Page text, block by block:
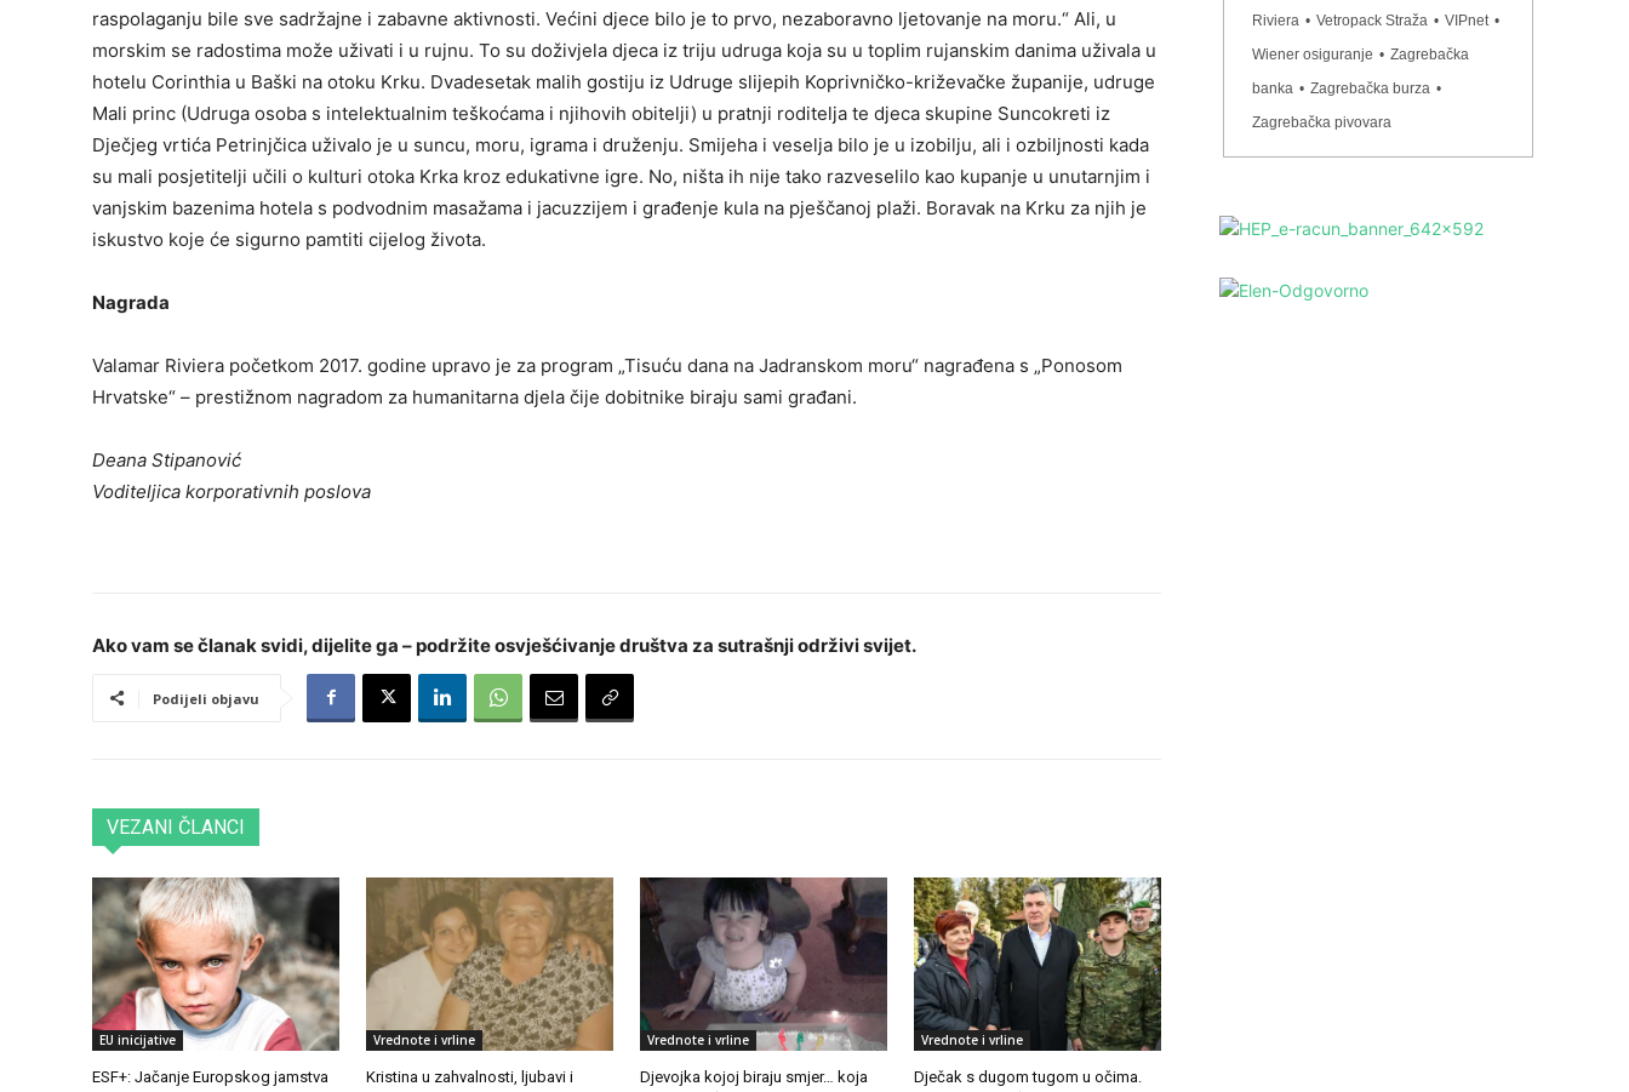
raspolaganju bile sve sadržajne i zabavne aktivnosti. Većini djece bilo je to prvo, nezaboravno ljetovanje na moru.“ Ali, u
morskim se radostima može uživati i u rujnu. To su doživjela djeca iz triju udruga koja su u toplim rujanskim danima uživala u
hotelu Corinthia u Baški na otoku Krku. Dvadesetak malih gostiju iz Udruge slijepih Koprivničko-križevačke županije, udruge
Mali princ (Udruga osoba s intelektualnim teškoćama i njihovih obitelji) u pratnji roditelja te djeca skupine Suncokreti iz
Dječjeg vrtića Petrinjčica uživalo je u suncu, moru, igrama i druženju. Smijeha i veselja bilo je u izobilju, ali i ozbiljnosti kada
su mali posjetitelji učili o kulturi otoka Krka kroz edukativne igre. No, ništa ih nije tako razveselilo kao kupanje u unutarnjim i
vanjskim bazenima hotela s podvodnim masažama i jacuzzijem i građenje kula na pješčanoj plaži. Boravak na Krku za njih je
iskustvo koje će sigurno pamtiti cijelog života.
Nagrada
Valamar Riviera početkom 2017. godine upravo je za program „Tisuću dana na Jadranskom moru“ nagrađena s „Ponosom
Hrvatske“ – prestižnom nagradom za humanitarna djela čije dobitnike biraju sami građani.
Deana Stipanović
Voditeljica korporativnih poslova
Ako vam se članak svidi, dijelite ga – podržite osvješćivanje društva za sutrašnji održivi svijet.
Podijeli objavu
VEZANI ČLANCI
EU inicijative
ESF+: Jačanje Europskog jamstva
Vrednote i vrline
Kristina u zahvalnosti, ljubavi i
Vrednote i vrline
Djevojka kojoj biraju smjer… koja
Vrednote i vrline
Dječak s dugom tugom u očima.
Riviera • Vetropack Straža • VIPnet •
Wiener osiguranje • Zagrebačka
banka • Zagrebačka burza •
Zagrebačka pivovara